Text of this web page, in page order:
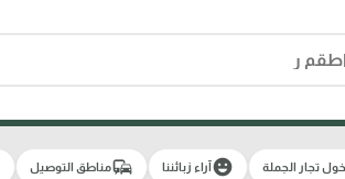
تجار الجملة emoji_emotionsآراء زبائننا commuteمناطق التوصيل